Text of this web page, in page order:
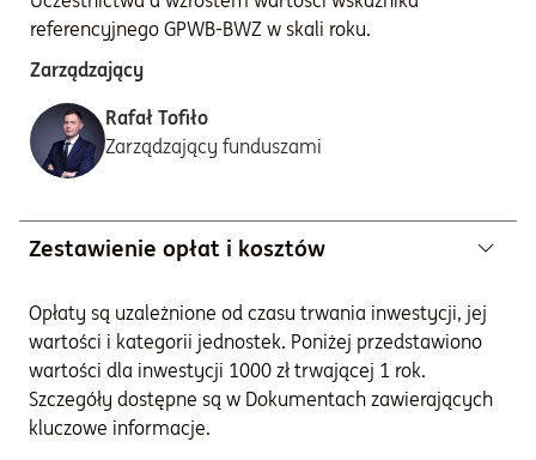
referencyjnego GPWB-BWZ w skali roku.
Zarządzający
Rafał Tofiło
Zarządzający funduszami
Zestawienie opłat i kosztów
Opłaty są uzależnione od czasu trwania inwestycji, jej
wartości i kategorii jednostek. Poniżej przedstawiono
wartości dla inwestycji 1000 zł trwającej 1 rok.
Szczegóły dostępne są w Dokumentach zawierających
kluczowe informacje.